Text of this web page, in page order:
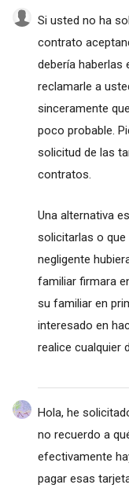
Si usted no ha
contrato
debería haberlas
reclamarle a
sinceramente
poco probable.
solicitud de las
contratos.
Una alternativa
solicitarlas o que
negligente
familiar firmara
su familiar en
interesado en
realice cualquier
Hola, he
no recuerdo a
efectivamente
pagar esas